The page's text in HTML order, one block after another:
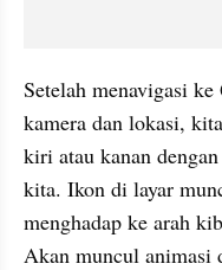
Setelah menavigasi
kamera dan lokasi,
kiri atau kanan
kita. Ikon di layar
menghadap ke arah
Akan muncul animasi